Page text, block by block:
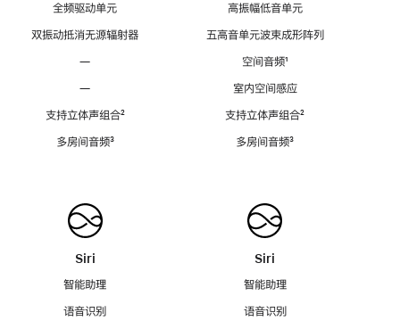
全频驱动单元
双振动抵消无源辐射器
—
—
支持立体声组合脚
²
多房间音频脚
³
Siri
智能助理
语音识别
高振幅低音单元
五高音单元波束成形阵列
空间音频脚
¹
室内空间感应
支持立体声组合脚
²
多房间音频脚
³
Siri
智能助理
语音识别